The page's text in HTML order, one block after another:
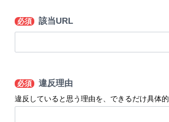
必須 該当URL
必須 違反理由
違反していると思う理由を、できるだけ具体的